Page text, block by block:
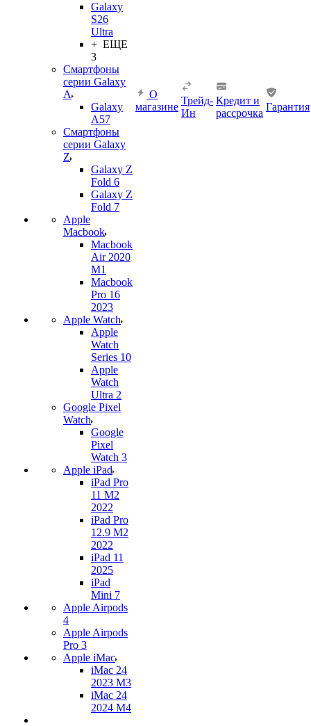
Galaxy
S26
Ultra
+ ЕЩЕ
3
Смартфоны
серии Galaxy
A
Galaxy
A57
Смартфоны
серии Galaxy
Z
Galaxy Z
Fold 6
Galaxy Z
Fold 7
Apple
Macbook
Macbook
Air 2020
M1
Macbook
Pro 16
2023
Apple Watch
Apple
Watch
Series 10
Apple
Watch
Ultra 2
Google Pixel
Watch
Google
Pixel
Watch 3
Apple iPad
iPad Pro
11 M2
2022
iPad Pro
12.9 M2
2022
iPad 11
2025
iPad
Mini 7
Apple Airpods
4
Apple Airpods
Pro 3
Apple iMac
iMac 24
2023 M3
iMac 24
2024 M4
О
магазине
Трейд-
Ин
Кредит и
рассрочка
Гарантия